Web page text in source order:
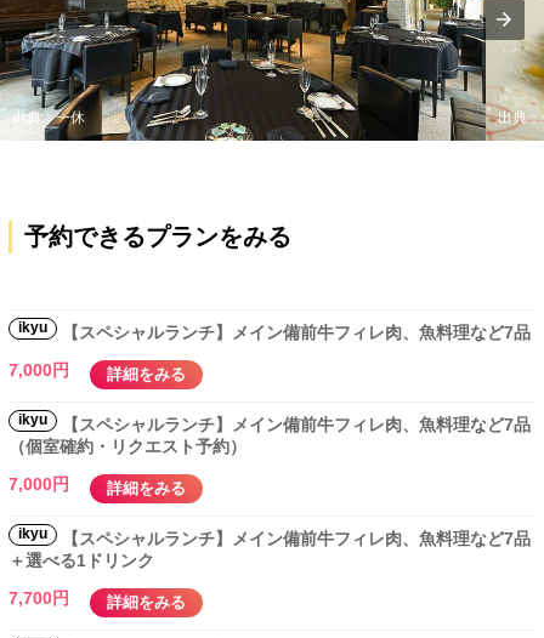
出典：一休 出典
予約できるプランをみる
ikyu
【スペシャルランチ】メイン備前牛フィレ肉、魚料理など7品
7,000円
詳細をみる
ikyu
【スペシャルランチ】メイン備前牛フィレ肉、魚料理など7品
（個室確約・リクエスト予約）
7,000円
詳細をみる
ikyu
【スペシャルランチ】メイン備前牛フィレ肉、魚料理など7品
＋選べる1ドリンク
7,700円
詳細をみる